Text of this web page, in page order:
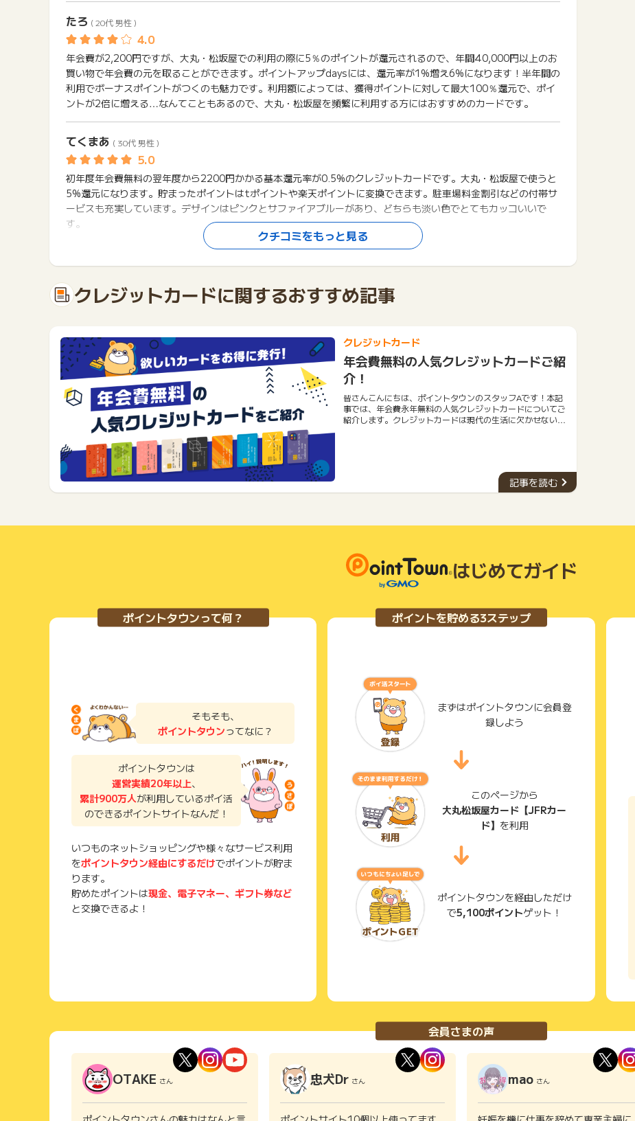
たろ ( 20代 男性 )
年会費が2,200円ですが、大丸・松坂屋での利用の際に5％のポイントが還元されるので、年間40,000円以上のお
買い物で年会費の元を取ることができます。ポイントアップdaysには、還元率が1%増え6%になります！半年間の
利用でボーナスポイントがつくのも魅力です。利用額によっては、獲得ポイントに対して最大100％還元で、ポイ
ントが2倍に増える…なんてこともあるので、大丸・松坂屋を頻繁に利用する方にはおすすめのカードです。
てくまあ ( 30代 男性 )
初年度年会費無料の翌年度から2200円かかる基本還元率が0.5%のクレジットカードです。大丸・松坂屋で使うと
5%還元になります。貯まったポイントはtポイントや楽天ポイントに変換できます。駐車場料金割引などの付帯サ
ービスも充実しています。デザインはピンクとサファイアブルーがあり、どちらも淡い色でとてもカッコいいで
す。
クチコミをもっと見る
クレジットカードに関するおすすめ記事
クレジットカード
年会費無料の人気クレジットカードご紹
介！
皆さんこんにちは、ポイントタウンのスタッフAです！本記
事では、年会費永年無料の人気クレジットカードについてご
紹介します。クレジットカードは現代の生活に欠かせないツ
ビスを提供しながらも、年会費を一切支払う必要がありませ
ん。ぜひ、自分に合ったカードを見つけて、お得な生活を送
りましょう。
記事を読む
はじめてガイド
ポイントタウンって何？
そもそも、
ポイントタウンってなに？
ポイントタウンは
運営実績20年以上、
累計900万人が利用しているポイ活
のできるポイントサイトなんだ！
いつものネットショッピングや様々なサービス利用
をポイントタウン経由にするだけでポイントが貯ま
ります。
貯めたポイントは現金、電子マネー、ギフト券など
と交換できるよ！
ポイントを貯める3ステップ
まずはポイントタウンに会員登
録しよう
このページから
大丸松坂屋カード【JFRカー
ド】 を利用
ポイントタウンを経由しただけ
で5,100ポイントゲット！
会員さまの声
OTAKE さん 忠犬Dr さん mao さん